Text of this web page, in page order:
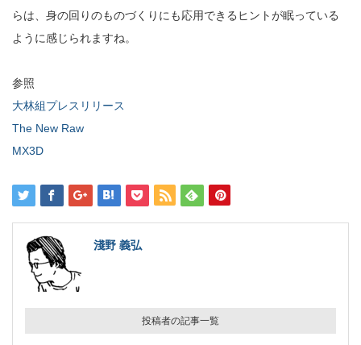
らは、身の回りのものづくりにも応用できるヒントが眠っている
ように感じられますね。
参照
大林組プレスリリース
The New Raw
MX3D
淺野 義弘
投稿者の記事一覧